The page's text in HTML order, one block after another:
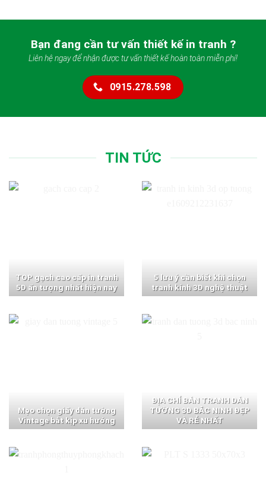
Bạn đang cần tư vấn thiết kế in tranh ?
Liên hệ ngay để nhận được tư vấn thiết kế hoàn toàn miễn phí!
0915.278.598
TIN TỨC
TOP gạch cao cấp in tranh
5D ấn tượng nhất hiện nay
5 lưu ý cần biết khi chọn
tranh kính 3D nghệ thuật
Mẹo chọn giấy dán tường
Vintage bắt kịp xu hướng
ĐỊA CHỈ BÁN TRANH DÁN
TƯỜNG 3D BẮC NINH ĐẸP
VÀ RẺ NHẤT